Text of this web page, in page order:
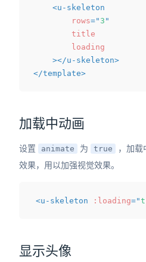
<u-skeleton
rows=" 3 "
title
loading
></u-skeleton>
</template>
加载中动画
设置 animate 为 true
，加
效果，用以加强视觉效果。
<u-skeleton :loading="
显示头像